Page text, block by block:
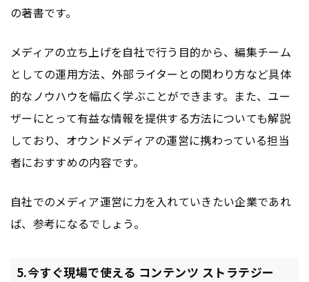
の著書です。
メディアの立ち上げを自社で行う目的から、編集チーム
としての運用方法、外部ライターとの関わり方など具体
的なノウハウを幅広く学ぶことができます。また、ユー
ザーにとって有益な情報を提供する方法についても解説
しており、オウンドメディアの運営に携わっている担当
者におすすめの内容です。
自社でのメディア運営に力を入れていきたい企業であれ
ば、参考になるでしょう。
5.今すぐ現場で使える コンテンツ ストラテジー